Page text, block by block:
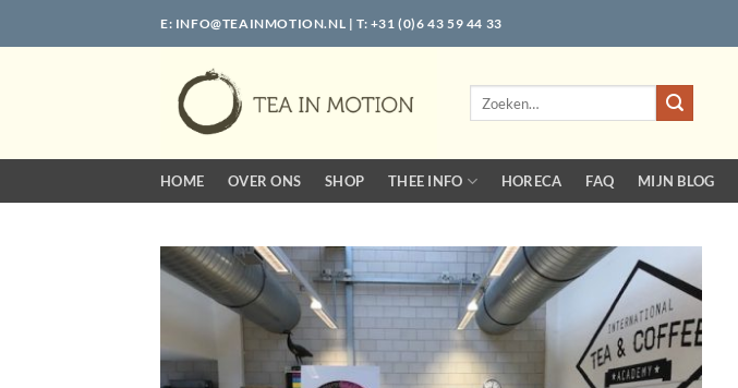
E: INFO@TEAINMOTION.NL | T: +31 (0)6 43 59 44 33
HOME OVER ONS SHOP THEE INFO HORECA FAQ MIJN BLOG